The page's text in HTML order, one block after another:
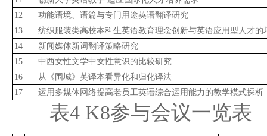
12
功能语境、语篇与专门用途英语翻译研究
13
纺织服装类高校本科生英语教育理念创新与英语应用型人才的
14
新闻媒体新词翻译策略研究
15
中西女性文学中女性意识的比较研究
16
从《围城》英译本看异化和归化译法
17
运用多媒体网络提高老员工英语综合运用能力的教学模式探析
表4 K8参与会议一览表